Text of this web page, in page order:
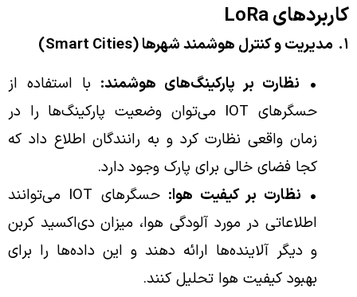
کاربردهای LoRa
۱. مدیریت و کنترل هوشمند شهرها (Smart Cities)
• نظارت بر پارکینگ‌های هوشمند: با استفاده از
حسگرهای IOT می‌توان وضعیت پارکینگ‌ها را در
زمان واقعی نظارت کرد و به رانندگان اطلاع داد که
کجا فضای خالی برای پارک وجود دارد.
• نظارت بر کیفیت هوا:
حسگرهای IOT می‌توانند
اطلاعاتی در مورد آلودگی هوا، میزان دی‌اکسید کربن
و دیگر آلاینده‌ها ارائه دهند و این داده‌ها را برای
بهبود کیفیت هوا تحلیل کنند.